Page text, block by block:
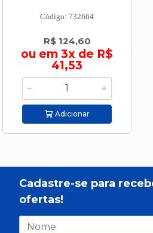
Código: 732664
R$ 124,60
ou em 3x de R$
41,53
Adicionar
Cadastre-se para
ofertas!